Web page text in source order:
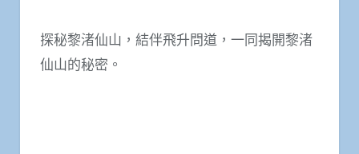
探秘黎渚仙山，結伴飛升問道，一同揭開黎渚
仙山的秘密。